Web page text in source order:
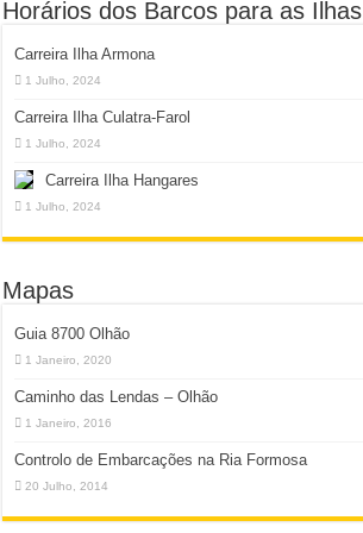
Horários dos Barcos para as Ilhas
Carreira Ilha Armona
1 Julho, 2024
Carreira Ilha Culatra-Farol
1 Julho, 2024
Carreira Ilha Hangares
1 Julho, 2024
Mapas
Guia 8700 Olhão
1 Janeiro, 2020
Caminho das Lendas – Olhão
1 Janeiro, 2016
Controlo de Embarcações na Ria Formosa
20 Julho, 2014